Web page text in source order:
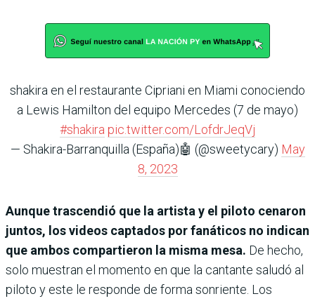
shakira en el restaurante Cipriani en Miami conociendo
a Lewis Hamilton del equipo Mercedes (7 de mayo)
#shakira pic.twitter.com/LofdrJeqVj
— Shakira-Barranquilla (España)🤖 (@sweetycary) May
8, 2023
Aunque trascendió que la artista y el piloto cenaron
juntos, los videos captados por fanáticos no indican
que ambos compartieron la misma mesa. De hecho,
solo muestran el momento en que la cantante saludó al
piloto y este le responde de forma sonriente. Los